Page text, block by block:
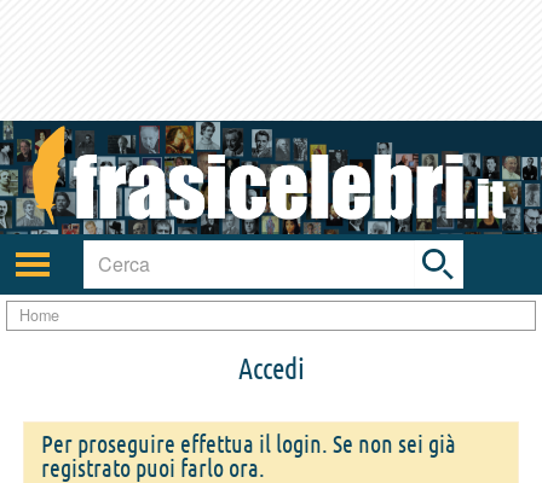
Attiva/disattiva
navigazione
Toggle
search
bar
Home
Accedi
Per proseguire effettua il login. Se non sei già
registrato puoi farlo ora.